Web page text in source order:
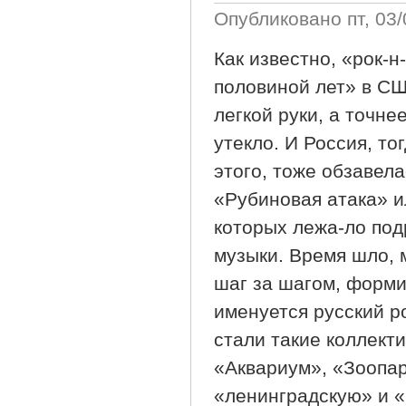
Опубликовано пт,
Как известно, «рок-
половиной лет» в
легкой руки, а
утекло. И Россия,
этого, тоже
«Рубиновая атака»
которых лежа-ло
музыки. Время шло,
шаг за шагом,
именуется русский
стали такие
«Аквариум»,
«ленинградскую» и